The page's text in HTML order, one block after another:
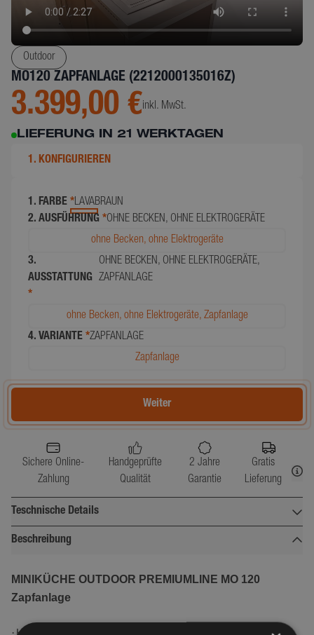
Outdoor
MO120 ZAPFANLAGE (2212000135016Z)
3.399,00 €inkl. MwSt.
LIEFERUNG IN 21 WERKTAGEN
1. KONFIGURIEREN
1. FARBE *LAVABRAUN
2. AUSFÜHRUNG *OHNE BECKEN, OHNE ELEKTROGERÄTE
ohne Becken, ohne Elektrogeräte
3.
AUSSTATTUNG
*
OHNE BECKEN, OHNE ELEKTROGERÄTE,
ZAPFANLAGE
ohne Becken, ohne Elektrogeräte, Zapfanlage
4. VARIANTE *ZAPFANLAGE
Zapfanlage
Weiter
Sichere Online-
Zahlung
Handgeprüfte
Qualität
2 Jahre
Garantie
Gratis
Lieferung
Teschnische Details
Breite (cm)
Höhe (cm)
Gewicht (kg)
Beschreibung
MINIKÜCHE OUTDOOR PREMIUMLINE MO 120
Zapfanlage
·